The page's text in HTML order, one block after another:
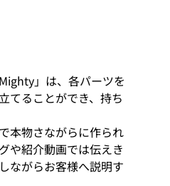
」は、各パーツを
てることができ、持ち
本物さながらに作られ
や紹介動画では伝えき
ながらお客様へ説明す